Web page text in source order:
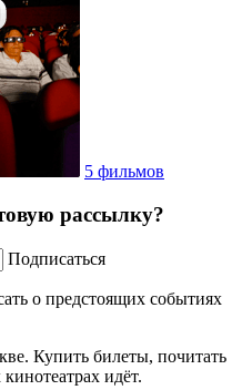
5 фильмов
рассылку?
Подписаться
о предстоящих событиях
Купить билеты, почитать
идёт.